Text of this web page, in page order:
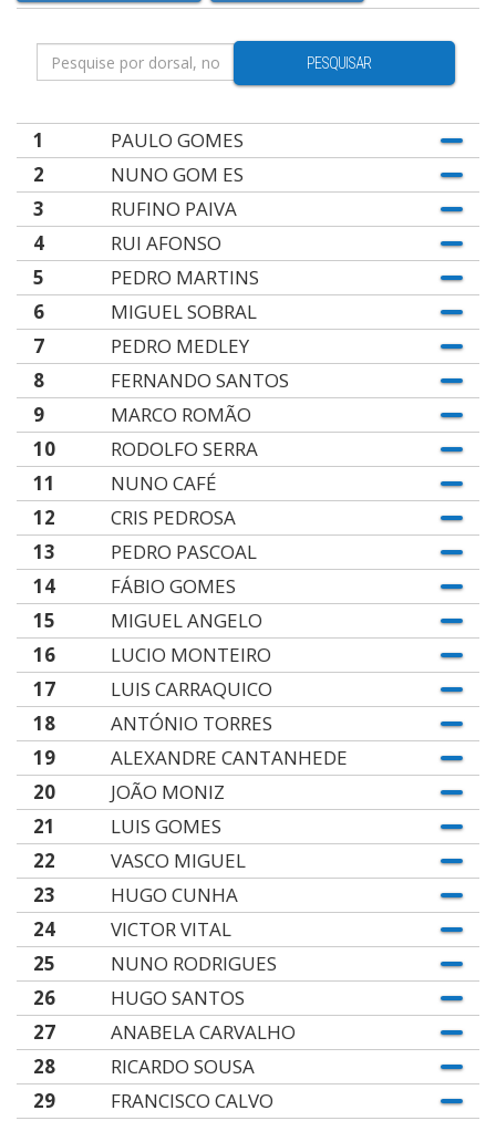
PESQUISAR
1
PAULO GOMES
2
NUNO GOM ES
3
RUFINO PAIVA
4
RUI AFONSO
5
PEDRO MARTINS
6
MIGUEL SOBRAL
7
PEDRO MEDLEY
8
FERNANDO SANTOS
9
MARCO ROMÃO
10
RODOLFO SERRA
11
NUNO CAFÉ
12
CRIS PEDROSA
13
PEDRO PASCOAL
14
FÁBIO GOMES
15
MIGUEL ANGELO
16
LUCIO MONTEIRO
17
LUIS CARRAQUICO
18
ANTÓNIO TORRES
19
ALEXANDRE CANTANHEDE
20
JOÃO MONIZ
21
LUIS GOMES
22
VASCO MIGUEL
23
HUGO CUNHA
24
VICTOR VITAL
25
NUNO RODRIGUES
26
HUGO SANTOS
27
ANABELA CARVALHO
28
RICARDO SOUSA
29
FRANCISCO CALVO